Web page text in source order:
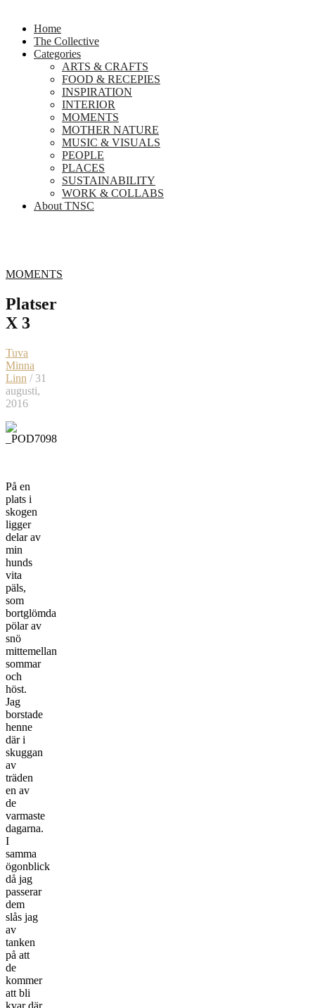
Home
The Collective
Categories
ARTS & CRAFTS
FOOD & RECEPIES
INSPIRATION
INTERIOR
MOMENTS
MOTHER NATURE
MUSIC & VISUALS
PEOPLE
PLACES
SUSTAINABILITY
WORK & COLLABS
About TNSC
MOMENTS
Platser
X 3
Tuva
Minna
Linn / 31
augusti,
2016
På en
plats i
skogen
ligger
delar av
min
hunds
vita
päls,
som
bortglömda
pölar av
snö
mittemellan
sommar
och
höst.
Jag
borstade
henne
där i
skuggan
av
träden
en av
de
varmaste
dagarna.
I
samma
ögonblick
då jag
passerar
dem
slås jag
av
tanken
på att
de
kommer
att bli
kvar där